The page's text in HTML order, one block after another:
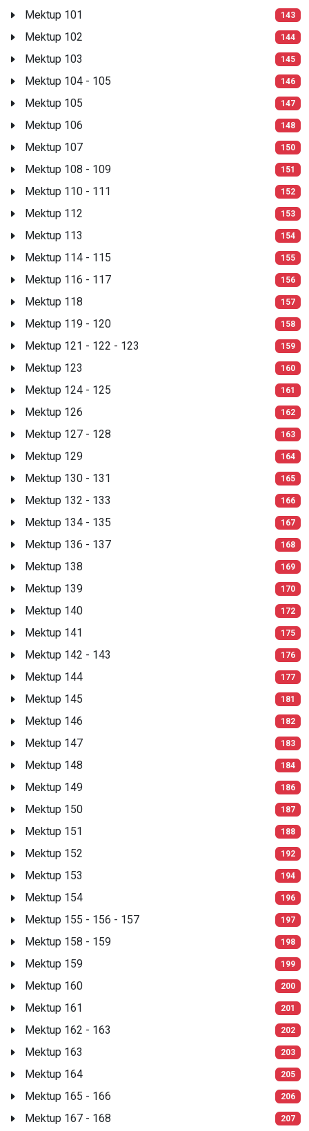
Mektup 101 143
Mektup 102 144
Mektup 103 145
Mektup 104 - 105 146
Mektup 105 147
Mektup 106 148
Mektup 107 150
Mektup 108 - 109 151
Mektup 110 - 111 152
Mektup 112 153
Mektup 113 154
Mektup 114 - 115 155
Mektup 116 - 117 156
Mektup 118 157
Mektup 119 - 120 158
Mektup 121 - 122 - 123 159
Mektup 123 160
Mektup 124 - 125 161
Mektup 126 162
Mektup 127 - 128 163
Mektup 129 164
Mektup 130 - 131 165
Mektup 132 - 133 166
Mektup 134 - 135 167
Mektup 136 - 137 168
Mektup 138 169
Mektup 139 170
Mektup 140 172
Mektup 141 175
Mektup 142 - 143 176
Mektup 144 177
Mektup 145 181
Mektup 146 182
Mektup 147 183
Mektup 148 184
Mektup 149 186
Mektup 150 187
Mektup 151 188
Mektup 152 192
Mektup 153 194
Mektup 154 196
Mektup 155 - 156 - 157 197
Mektup 158 - 159 198
Mektup 159 199
Mektup 160 200
Mektup 161 201
Mektup 162 - 163 202
Mektup 163 203
Mektup 164 205
Mektup 165 - 166 206
Mektup 167 - 168 207